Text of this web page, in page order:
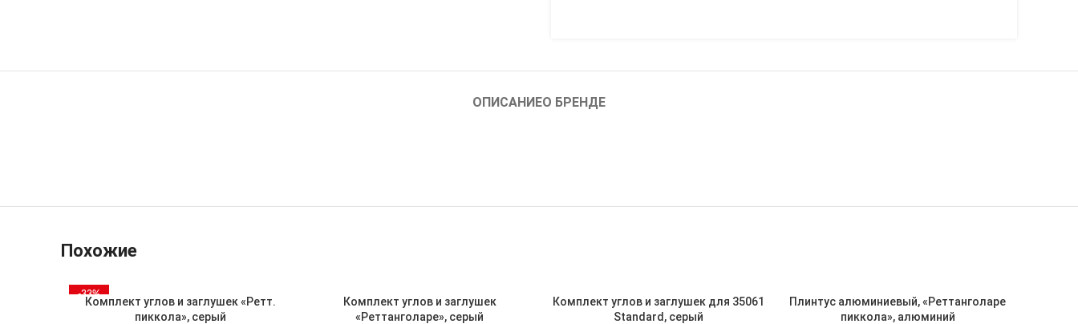
ОПИСАНИЕО БРЕНДЕ
Похожие
-33%
Комплект углов и заглушек «Ретт.
пиккола», серый
Комплект углов и заглушек
«Реттанголаре», серый
Комплект углов и заглушек для 35061
Standard, серый
Плинтус алюминиевый, «Реттанголаре
пиккола», алюминий